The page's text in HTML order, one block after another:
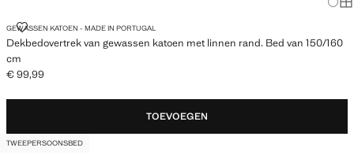
GEWASSEN KATOEN - MADE IN PORTUGAL
Dekbedovertrek van gewassen katoen met linnen rand. Bed van 150/160
cm
DEKBEDOVERTREK VAN GEWASSEN KATOEN MET LINNEN RAND.
Huidige prijs [€ 99,99 ]
€ 99,99
TOEVOEGEN
TWEEPERSOONSBED